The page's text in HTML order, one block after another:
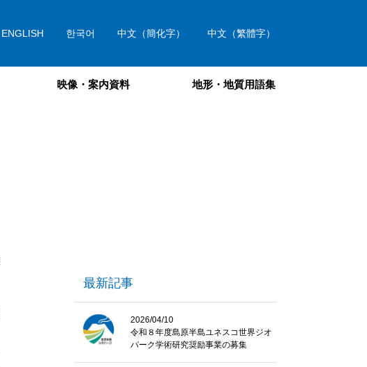
ENGLISH 한국어 中文（簡化字） 中文（繁體字）
映像・案内資料 地形・地質用語集
最新記事
2026/04/10
令和８年度島原半島ユネスコ世界ジオ
パーク学術研究奨励事業の募集